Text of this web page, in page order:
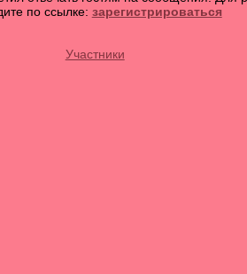
по ссылке: зарегистрироваться
Участники